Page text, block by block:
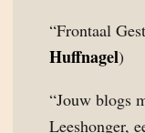
“Frontaal
Huffnagel)
“Jouw blogs
Leeshonger,